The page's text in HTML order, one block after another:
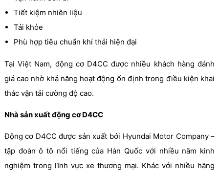
Tiết kiệm nhiên liệu
Tải khỏe
Phù hợp tiêu chuẩn khí thải hiện đại
Tại Việt Nam, động cơ D4CC được nhiều khách hàng đánh
giá cao nhờ khả năng hoạt động ổn định trong điều kiện khai
thác vận tải cường độ cao.
Nhà sản xuất động cơ D4CC
Động cơ D4CC được sản xuất bởi Hyundai Motor Company –
tập đoàn ô tô nổi tiếng của Hàn Quốc với nhiều năm kinh
nghiệm trong lĩnh vực xe thương mại. Khác với nhiều hãng